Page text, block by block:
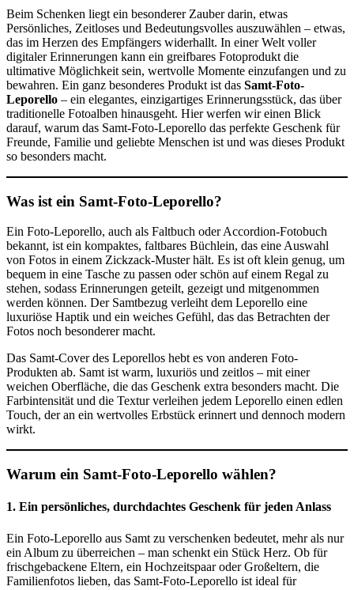
Beim Schenken liegt ein besonderer Zauber darin, etwas
Persönliches, Zeitloses und Bedeutungsvolles auszuwählen – etwas,
das im Herzen des Empfängers widerhallt. In einer Welt voller
digitaler Erinnerungen kann ein greifbares Fotoprodukt die
ultimative Möglichkeit sein, wertvolle Momente einzufangen und zu
bewahren. Ein ganz besonderes Produkt ist das Samt-Foto-
Leporello – ein elegantes, einzigartiges Erinnerungsstück, das über
traditionelle Fotoalben hinausgeht. Hier werfen wir einen Blick
darauf, warum das Samt-Foto-Leporello das perfekte Geschenk für
Freunde, Familie und geliebte Menschen ist und was dieses Produkt
so besonders macht.
Was ist ein Samt-Foto-Leporello?
Ein Foto-Leporello, auch als Faltbuch oder Accordion-Fotobuch
bekannt, ist ein kompaktes, faltbares Büchlein, das eine Auswahl
von Fotos in einem Zickzack-Muster hält. Es ist oft klein genug, um
bequem in eine Tasche zu passen oder schön auf einem Regal zu
stehen, sodass Erinnerungen geteilt, gezeigt und mitgenommen
werden können. Der Samtbezug verleiht dem Leporello eine
luxuriöse Haptik und ein weiches Gefühl, das das Betrachten der
Fotos noch besonderer macht.
Das Samt-Cover des Leporellos hebt es von anderen Foto-
Produkten ab. Samt ist warm, luxuriös und zeitlos – mit einer
weichen Oberfläche, die das Geschenk extra besonders macht. Die
Farbintensität und die Textur verleihen jedem Leporello einen edlen
Touch, der an ein wertvolles Erbstück erinnert und dennoch modern
wirkt.
Warum ein Samt-Foto-Leporello wählen?
1. Ein persönliches, durchdachtes Geschenk für jeden Anlass
Ein Foto-Leporello aus Samt zu verschenken bedeutet, mehr als nur
ein Album zu überreichen – man schenkt ein Stück Herz. Ob für
frischgebackene Eltern, ein Hochzeitspaar oder Großeltern, die
Familienfotos lieben, das Samt-Foto-Leporello ist ideal für